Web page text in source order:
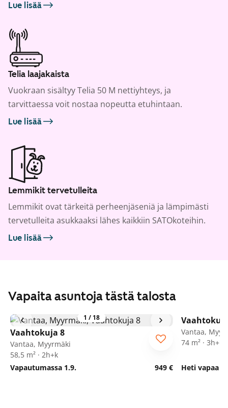
Lue lisää
Telia laajakaista
Vuokraan sisältyy Telia 50 M nettiyhteys, ja
tarvittaessa voit nostaa nopeutta etuhintaan.
Lue lisää
Lemmikit tervetulleita
Lemmikit ovat tärkeitä perheenjäseniä ja lämpimästi
tervetulleita asukkaaksi lähes kaikkiin SATOkoteihin.
Lue lisää
Vapaita asuntoja tästä talosta
1 / 18
Vaahtokuja 8
Vantaa, Myyrmäki
58,5 m² · 2h+k
Vapautumassa 1.9.
949 €
Vantaa,
74 m² · 3h+k
Heti vapaa